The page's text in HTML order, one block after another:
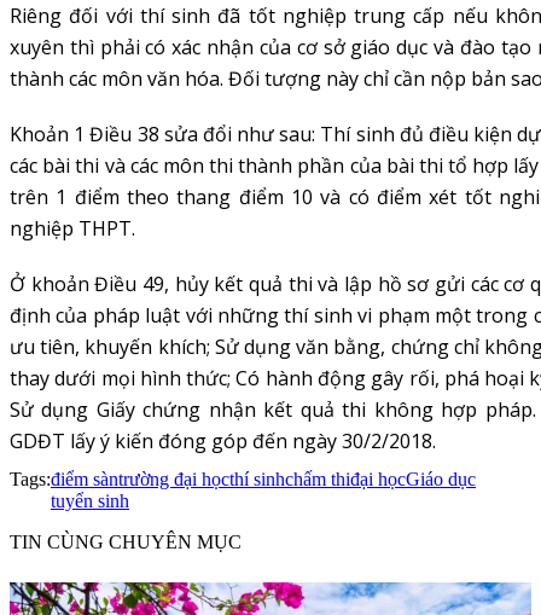
Riêng đối với thí sinh đã tốt nghiệp trung cấp nếu
xuyên thì phải có xác nhận của cơ sở giáo dục và đào
thành các môn văn hóa. Đối tượng này chỉ cần nộp bản
Khoản 1 Điều 38 sửa đổi như sau: Thí sinh đủ điều kiện
các bài thi và các môn thi thành phần của bài thi tổ hợp
trên 1 điểm theo thang điểm 10 và có điểm xét tốt
nghiệp THPT.
Ở khoản Điều 49, hủy kết quả thi và lập hồ sơ gửi các cơ
định của pháp luật với những thí sinh vi phạm một trong
ưu tiên, khuyến khích; Sử dụng văn bằng, chứng chỉ
thay dưới mọi hình thức; Có hành động gây rối, phá hoại
Sử dụng Giấy chứng nhận kết quả thi không hợp
GDĐT lấy ý kiến đóng góp đến ngày 30/2/2018.
Tags:điểm sàntrường đại họcthí sinhchấm thiđại họcGiáo dục
tuyển sinh
TIN CÙNG CHUYÊN MỤC